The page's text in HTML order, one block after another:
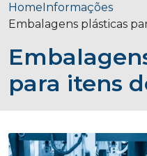
HomeInformações
Embalagens plásticas
para itens